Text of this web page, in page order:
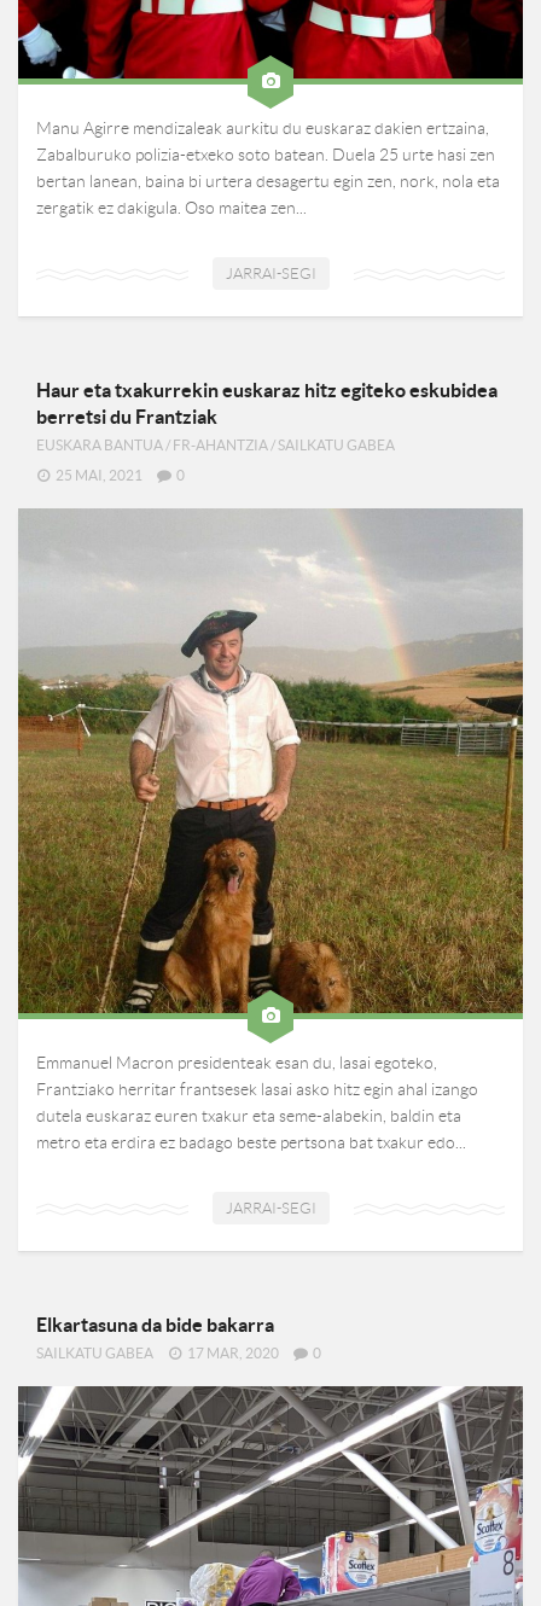
Manu Agirre mendizaleak aurkitu du euskaraz dakien ertzaina,
Zabalburuko polizia-etxeko soto batean. Duela 25 urte hasi zen
bertan lanean, baina bi urtera desagertu egin zen, nork, nola eta
zergatik ez dakigula. Oso maitea zen...
JARRAI-SEGI
Haur eta txakurrekin euskaraz hitz egiteko eskubidea
berretsi du Frantziak
EUSKARA BANTUA / FR-AHANTZIA /SAILKATU GABEA
25 MAI, 2021
0
Emmanuel Macron presidenteak esan du, lasai egoteko,
Frantziako herritar frantsesek lasai asko hitz egin ahal izango
dutela euskaraz euren txakur eta seme-alabekin, baldin eta
metro eta erdira ez badago beste pertsona bat txakur edo...
JARRAI-SEGI
Elkartasuna da bide bakarra
SAILKATU GABEA 17 MAR, 2020 0